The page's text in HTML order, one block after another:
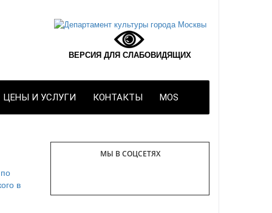
ВЕРСИЯ ДЛЯ СЛАБОВИДЯЩИХ
ЦЕНЫ И УСЛУГИ КОНТАКТЫ MOS
МЫ В СОЦСЕТЯХ